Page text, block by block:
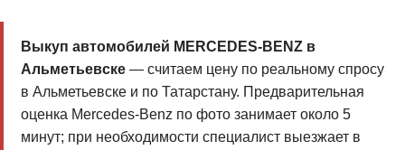
Выкуп автомобилей MERCEDES-BENZ в
Альметьевске— считаем цену по реальному спросу
в Альметьевске и по Татарстану. Предварительная
оценка Mercedes-Benz по фото занимает около 5
минут; при необходимости специалист выезжает в